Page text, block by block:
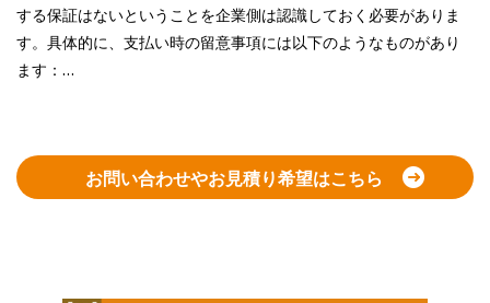
する保証はないということを企業側は認識しておく必要がありま
す。具体的に、支払い時の留意事項には以下のようなものがあり
ます：…
お問い合わせやお見積り希望はこちら